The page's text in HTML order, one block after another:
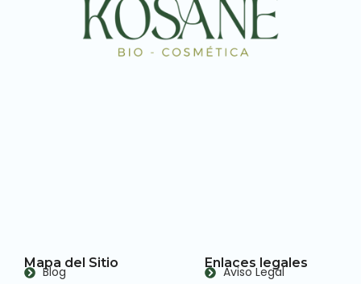
Mapa del Sitio
Blog
Enlaces legales
Aviso Legal